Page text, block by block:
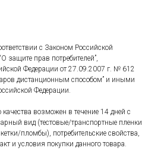
с Законом Российской
защите прав потребителей”,
Федерации от 27.09.2007 г. № 612
дистанционным способом” и иными
Федерации.
возможен в течение 14 дней с
вид (тестовые/транспортные пленки
пломбы), потребительские свойства,
и условия покупки данного товара.